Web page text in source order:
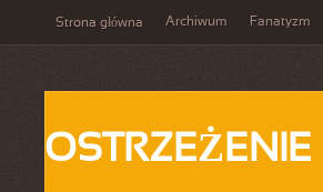
Strona główna Archiwum Fanatyzm
OSTRZEŻENIE